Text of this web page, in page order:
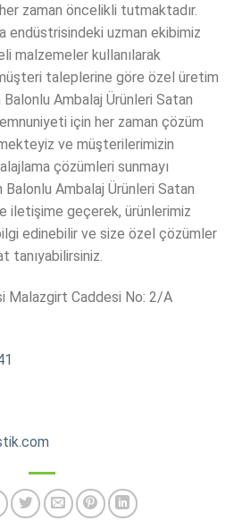
zaman öncelikli tutmaktadır.
endüstrisindeki uzman ekibimiz
malzemeler kullanılarak
taleplerine göre özel üretim
Balonlu Ambalaj Ürünleri Satan
için her zaman çözüm
ve müşterilerimizin
çözümleri sunmayı
Ambalaj Ürünleri Satan
iletişime geçerek, ürünlerimiz
edinebilir ve size özel çözümler
tanıyabilirsiniz.
Malazgirt Caddesi No: 2/A